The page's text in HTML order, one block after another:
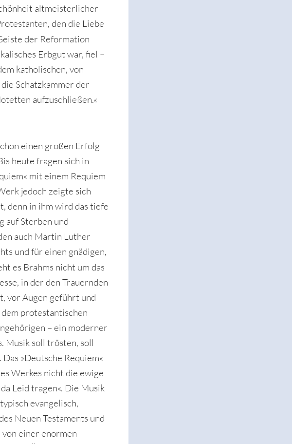
altmeisterlicher
den die Liebe
der Reformation
Erbgut war, fiel –
katholischen, von
Schatzkammer der
aufzuschließen.«
einen großen Erfolg
heute fragen sich in
mit einem Requiem
jedoch zeigte sich
denn in ihm wird das tiefe
auf Sterben und
auch Martin Luther
und für einen gnädigen,
es Brahms nicht um das
in der den Trauernden
vor Augen geführt und
protestantischen
– ein moderner
Musik soll trösten, soll
»Deutsche Requiem«
Werkes nicht die ewige
Leid tragen«. Die Musik
evangelisch,
Neuen Testaments und
einer enormen